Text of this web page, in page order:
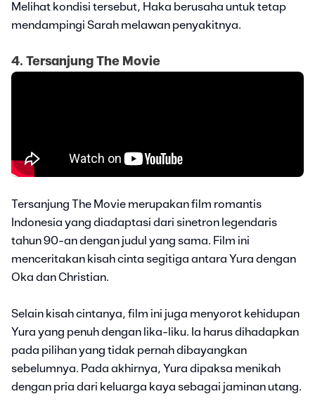
Melihat kondisi tersebut, Haka berusaha untuk tetap
mendampingi Sarah melawan penyakitnya.
4. Tersanjung The Movie
Tersanjung The Movie merupakan film romantis
Indonesia yang diadaptasi dari sinetron legendaris
tahun 90-an dengan judul yang sama. Film ini
menceritakan kisah cinta segitiga antara Yura dengan
Oka dan Christian.
Selain kisah cintanya, film ini juga menyorot kehidupan
Yura yang penuh dengan lika-liku. Ia harus dihadapkan
pada pilihan yang tidak pernah dibayangkan
sebelumnya. Pada akhirnya, Yura dipaksa menikah
dengan pria dari keluarga kaya sebagai jaminan utang.